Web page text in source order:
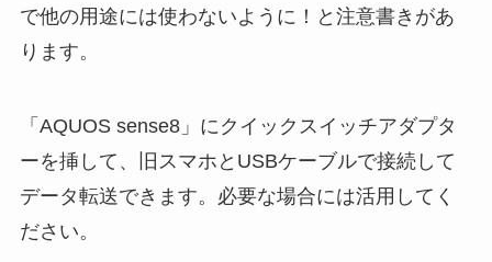
で他の用途には使わないように！と注意書きがあ
ります。
「AQUOS sense8」にクイックスイッチアダプタ
ーを挿して、旧スマホとUSBケーブルで接続して
データ転送できます。必要な場合には活用してく
ださい。